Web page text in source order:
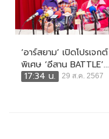
‘อาร์สยาม’ เปิดโปรเจกต์
พิเศษ ‘อีสาน BATTLE’...
17:34 น.
29 ส.ค. 2567